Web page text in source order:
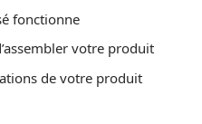
fonctionne
votre produit
de votre produit